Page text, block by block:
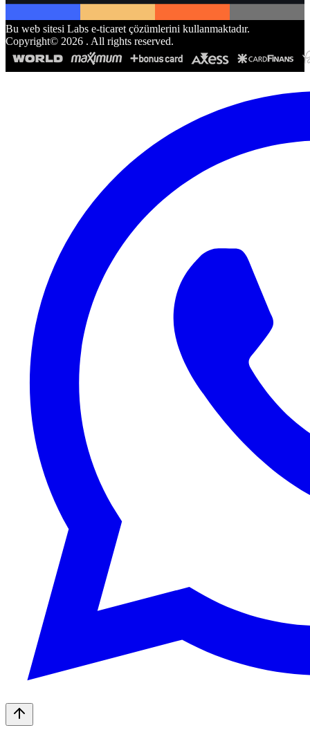
Bu web sitesi Labs e-ticaret çözümlerini kullanmaktadır.
Copyright© 2026 . All rights reserved.